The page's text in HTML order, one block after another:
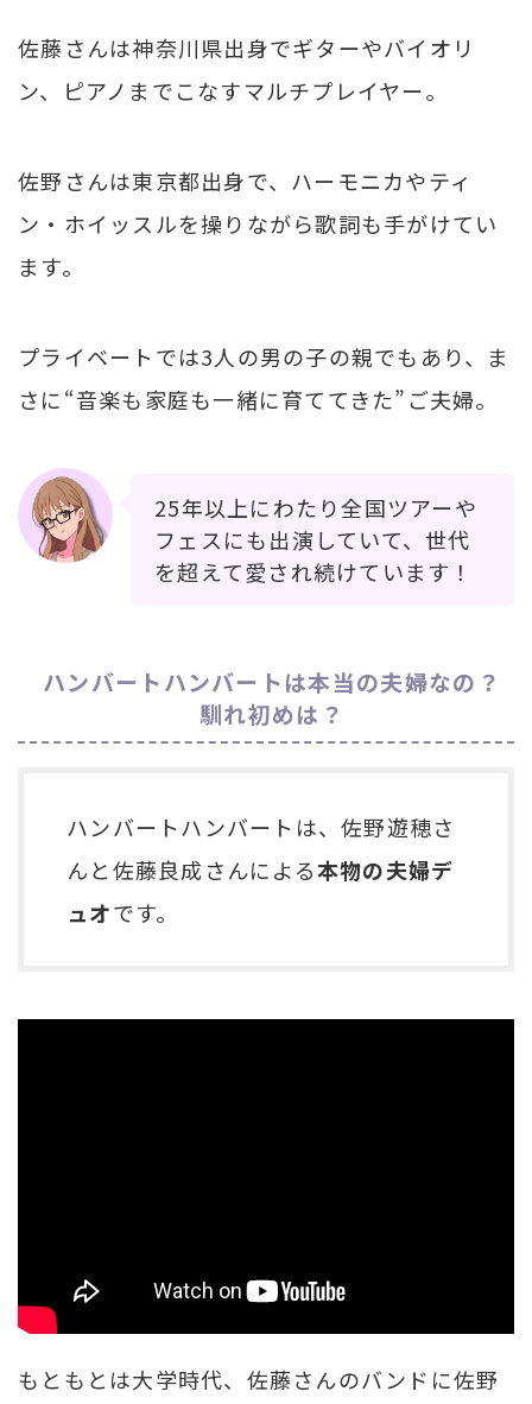
佐藤さんは神奈川県出身でギターやバイオリ
ン、ピアノまでこなすマルチプレイヤー。
佐野さんは東京都出身で、ハーモニカやティ
ン・ホイッスルを操りながら歌詞も手がけてい
ます。
プライベートでは3人の男の子の親でもあり、ま
さに“音楽も家庭も一緒に育ててきた”ご夫婦。
25年以上にわたり全国ツアーや
フェスにも出演していて、世代
を超えて愛され続けています！
ハンバートハンバートは本当の夫婦なの？
馴れ初めは？
ハンバートハンバートは、佐野遊穂さ
んと佐藤良成さんによる本物の夫婦デ
ュオです。
もともとは大学時代、佐藤さんのバンドに佐野